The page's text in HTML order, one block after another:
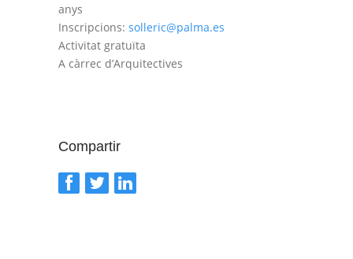
anys
Inscripcions: solleric@palma.es
Activitat gratuïta
A càrrec d’Arquitectives
Compartir